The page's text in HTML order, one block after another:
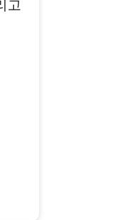
고